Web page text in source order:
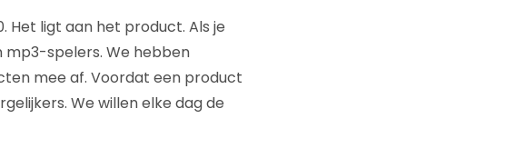
Het ligt aan het product. Als je
spelers. We hebben
mee af. Voordat een product
We willen elke dag de